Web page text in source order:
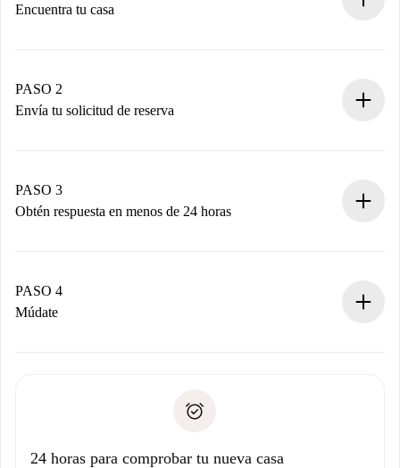
Encuentra tu casa
Tienes toda la información necesaria por adelantado.
PASO 2
Envía tu solicitud de reserva
propietario acepte.
PASO 3
Obtén respuesta en menos de 24 horas
contacto con el propietario.
Si es rechazada: No te haremos ningún cargo y te
Prueba de solvencia
PASO 4
Múdate
no nos comunicas ningún problema.
24 horas para comprobar tu nueva casa